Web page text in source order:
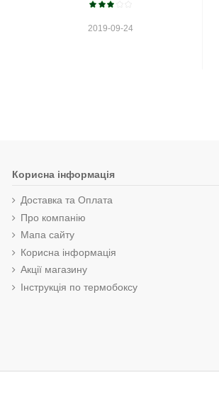
2019-09-24
Корисна інформація
Доставка та Оплата
Про компанію
Мапа сайту
Корисна інформація
Акції магазину
Інструкція по термобоксу